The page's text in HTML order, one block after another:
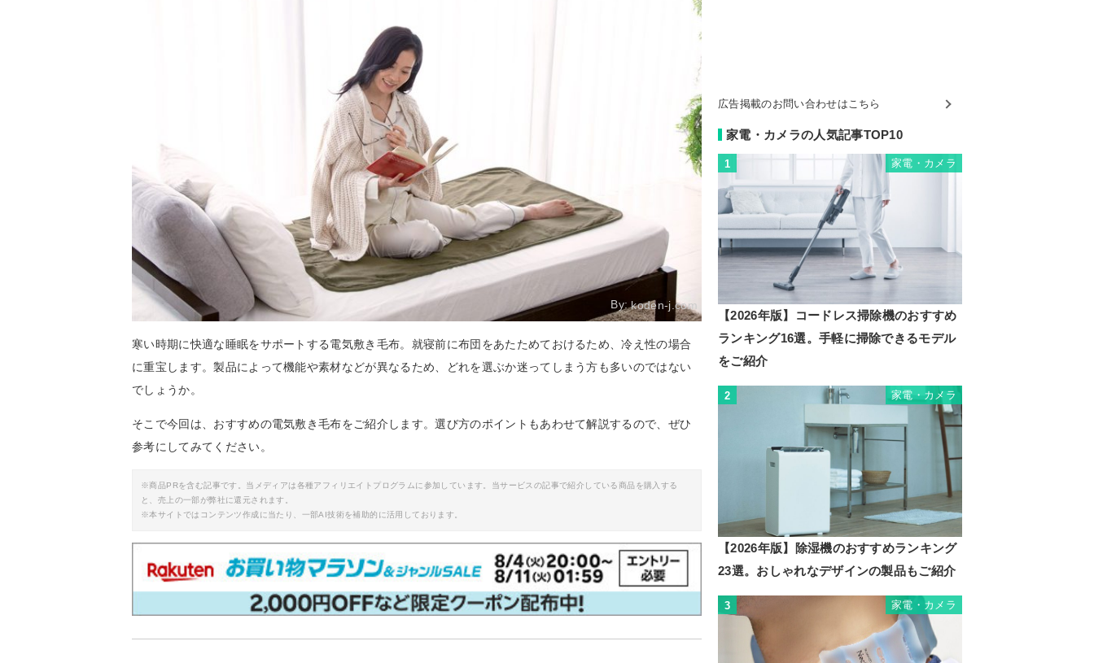
By:koden-j.com
寒い時期に快適な睡眠をサポートする電気敷き毛布。就寝前に布団をあたためておけるため、冷え性の場合
に重宝します。製品によって機能や素材などが異なるため、どれを選ぶか迷ってしまう方も多いのではない
でしょうか。
そこで今回は、おすすめの電気敷き毛布をご紹介します。選び方のポイントもあわせて解説するので、ぜひ
参考にしてみてください。
※商品PRを含む記事です。当メディアは各種アフィリエイトプログラムに参加しています。当サービスの記事で紹介している商品を購入する
と、売上の一部が弊社に還元されます。
※本サイトではコンテンツ作成に当たり、一部AI技術を補助的に活用しております。
広告掲載のお問い合わせはこちら
家電・カメラの人気記事TOP10
1 家電・カメラ
【2026年版】コードレス掃除機のおすすめ
ランキング16選。手軽に掃除できるモデル
をご紹介
2 家電・カメラ
【2026年版】除湿機のおすすめランキング
23選。おしゃれなデザインの製品もご紹介
3 家電・カメラ